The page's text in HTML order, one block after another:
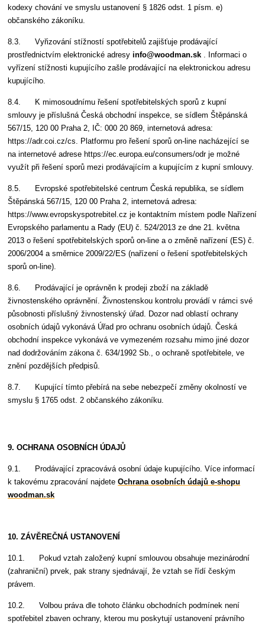
kodexy chování ve smyslu ustanovení § 1826 odst. 1 písm. e)
občanského zákoníku.
8.3. Vyřizování stížností spotřebitelů zajišťuje prodávající
prostřednictvím elektronické adresyinfo@woodman.sk . Informaci o
vyřízení stížnosti kupujícího zašle prodávající na elektronickou adresu
kupujícího.
8.4. K mimosoudnímu řešení spotřebitelských sporů z kupní
smlouvy je příslušná Česká obchodní inspekce, se sídlem Štěpánská
567/15, 120 00 Praha 2, IČ: 000 20 869, internetová adresa:
https://adr.coi.cz/cs. Platformu pro řešení sporů on-line nacházející se
na internetové adrese https://ec.europa.eu/consumers/odr je možné
využít při řešení sporů mezi prodávajícím a kupujícím z kupní smlouvy.
8.5. Evropské spotřebitelské centrum Česká republika, se sídlem
Štěpánská 567/15, 120 00 Praha 2, internetová adresa:
https://www.evropskyspotrebitel.cz je kontaktním místem podle Nařízení
Evropského parlamentu a Rady (EU) č. 524/2013 ze dne 21. května
2013 o řešení spotřebitelských sporů on-line a o změně nařízení (ES) č.
2006/2004 a směrnice 2009/22/ES (nařízení o řešení spotřebitelských
sporů on-line).
8.6. Prodávající je oprávněn k prodeji zboží na základě
živnostenského oprávnění. Živnostenskou kontrolu provádí v rámci své
působnosti příslušný živnostenský úřad. Dozor nad oblastí ochrany
osobních údajů vykonává Úřad pro ochranu osobních údajů. Česká
obchodní inspekce vykonává ve vymezeném rozsahu mimo jiné dozor
nad dodržováním zákona č. 634/1992 Sb., o ochraně spotřebitele, ve
znění pozdějších předpisů.
8.7. Kupující tímto přebírá na sebe nebezpečí změny okolností ve
smyslu § 1765 odst. 2 občanského zákoníku.
9. OCHRANA OSOBNÍCH ÚDAJŮ
9.1. Prodávající zpracovává osobní údaje kupujícího. Více informací
k takovému zpracování najdeteOchrana osobních údajů e-shopu
woodman.sk
10. ZÁVĚREČNÁ USTANOVENÍ
10.1. Pokud vztah založený kupní smlouvou obsahuje mezinárodní
(zahraniční) prvek, pak strany sjednávají, že vztah se řídí českým
právem.
10.2. Volbou práva dle tohoto článku obchodních podmínek není
spotřebitel zbaven ochrany, kterou mu poskytují ustanovení právního